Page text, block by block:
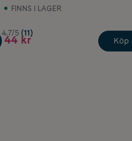
FINNS I LAGER
4.7/5 (11)
44 kr Köp